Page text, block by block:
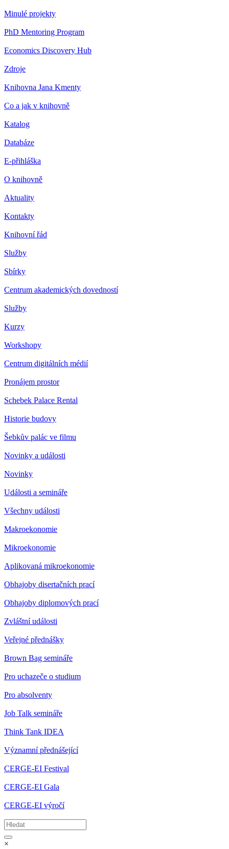
Minulé projekty
PhD Mentoring Program
Economics Discovery Hub
Zdroje
Knihovna Jana Kmenty
Co a jak v knihovně
Katalog
Databáze
E-přihláška
O knihovně
Aktuality
Kontakty
Knihovní řád
Služby
Sbírky
Centrum akademických dovedností
Služby
Kurzy
Workshopy
Centrum digitálních médií
Pronájem prostor
Schebek Palace Rental
Historie budovy
Šebkův palác ve filmu
Novinky a události
Novinky
Události a semináře
Všechny události
Makroekonomie
Mikroekonomie
Aplikovaná mikroekonomie
Obhajoby disertačních prací
Obhajoby diplomových prací
Zvláštní události
Veřejné přednášky
Brown Bag semináře
Pro uchazeče o studium
Pro absolventy
Job Talk semináře
Think Tank IDEA
Významní přednášející
CERGE-EI Festival
CERGE-EI Gala
CERGE-EI výročí
×